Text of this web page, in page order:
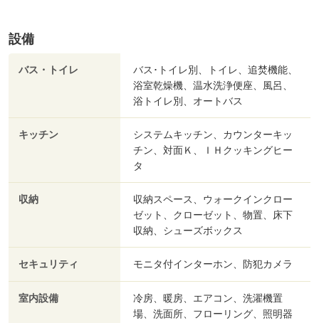
設備
バス・トイレ
バス･トイレ別、トイレ、追焚機能、
浴室乾燥機、温水洗浄便座、風呂、
浴トイレ別、オートバス
キッチン
システムキッチン、カウンターキッ
チン、対面Ｋ、ＩＨクッキングヒー
タ
収納
収納スペース、ウォークインクロー
ゼット、クローゼット、物置、床下
収納、シューズボックス
セキュリティ モニタ付インターホン、防犯カメラ
室内設備
冷房、暖房、エアコン、洗濯機置
場、洗面所、フローリング、照明器